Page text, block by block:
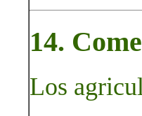
14.
Los